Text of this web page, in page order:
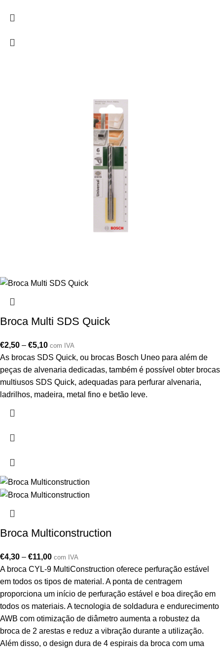
Broca Multi SDS Quick
€2,50 – €5,10 com IVA
As brocas SDS Quick, ou brocas Bosch Uneo para além de
peças de alvenaria dedicadas, também é possível obter brocas
multiusos SDS Quick, adequadas para perfurar alvenaria,
ladrilhos, madeira, metal fino e betão leve.
Broca Multiconstruction
€4,30 – €11,00 com IVA
A broca CYL-9 MultiConstruction oferece perfuração estável
em todos os tipos de material. A ponta de centragem
proporciona um início de perfuração estável e boa direção em
todos os materiais. A tecnologia de soldadura e endurecimento
AWB com otimização de diâmetro aumenta a robustez da
broca de 2 arestas e reduz a vibração durante a utilização.
Além disso, o design dura de 4 espirais da broca com uma